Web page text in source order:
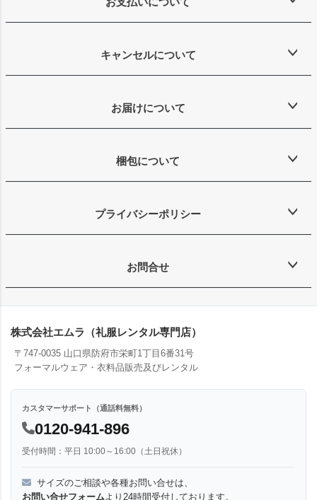
キャンセルについて
お届けについて
梱包について
プライバシーポリシー
お問合せ
株式会社エムラ（礼服レンタル専門店）
〒747-0035 山口県防府市栄町1丁目6番31号
フォーマルウェア・衣料品販売及びレンタル
カスタマーサポート（通話料無料）
0120-941-896
受付時間：平日 10:00～16:00（土日祝休）
サイズのご相談や各種お問い合せは、
お問い合せフォーム より24時間受付しております。